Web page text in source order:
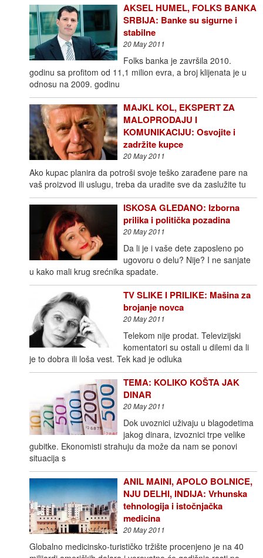
AKSEL HUMEL, FOLKS BANKA
SRBIJA: Banke su sigurne i
stabilne
20 May 2011
Folks banka je završila 2010.
godinu sa profitom od 11,1 milion evra, a broj klijenata je u
odnosu na 2009. godinu
MAJKL KOL, EKSPERT ZA
MALOPRODAJU I
KOMUNIKACIJU: Osvojite i
zadržite kupce
20 May 2011
Ako kupac planira da potroši svoje teško zarađene pare na
vaš proizvod ili uslugu, treba da uradite sve da zaslužite tu
ISKOSA GLEDANO: Izborna
prilika i politička pozadina
20 May 2011
Da li je i vaše dete zaposleno po
ugovoru o delu? Nije? I ne sanjate
u kako mali krug srećnika spadate.
TV SLIKE I PRILIKE: Mašina za
brojanje novca
20 May 2011
Telekom nije prodat. Televizijski
komentatori su ostali u dilemi da li
je to dobra ili loša vest. Tek kad je odluka
TEMA: KOLIKO KOŠTA JAK
DINAR
20 May 2011
Dok uvoznici uživaju u blagodetima
jakog dinara, izvoznici trpe velike
gubitke. Ekonomisti strahuju da može da nam se ponovi
situacija s
ANIL MAINI, APOLO BOLNICE,
NJU DELHI, INDIJA: Vrhunska
tehnologija i istočnjačka
medicina
20 May 2011
Globalno medicinsko-turističko tržište procenjeno je na 40